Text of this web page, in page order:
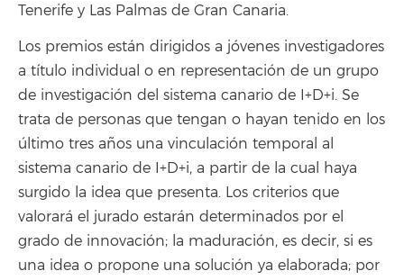
Tenerife y Las Palmas de Gran Canaria.
Los premios están dirigidos a jóvenes investigadores
a título individual o en representación de un grupo
de investigación del sistema canario de I+D+i. Se
trata de personas que tengan o hayan tenido en los
último tres años una vinculación temporal al
sistema canario de I+D+i, a partir de la cual haya
surgido la idea que presenta. Los criterios que
valorará el jurado estarán determinados por el
grado de innovación; la maduración, es decir, si es
una idea o propone una solución ya elaborada; por